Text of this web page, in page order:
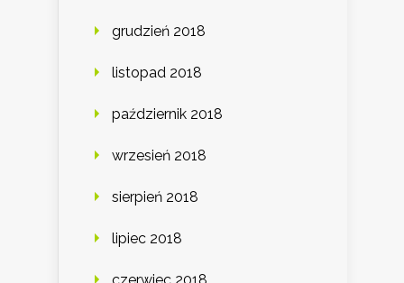
grudzień 2018
listopad 2018
październik 2018
wrzesień 2018
sierpień 2018
lipiec 2018